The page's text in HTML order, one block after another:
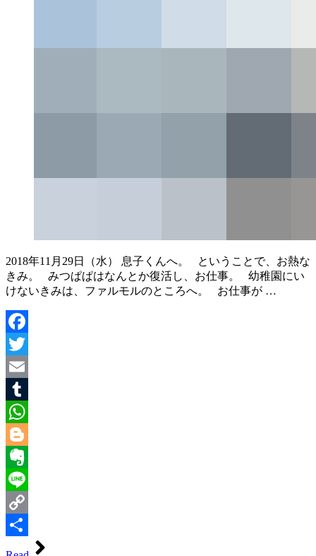
2018年11月29日（水） 息子くんへ。 ということで、お熱な
きみ。 みつぱぱはなんとか復活し、お仕事。 幼稚園にい
けないきみは、ファルモルのところへ。 お仕事が …
Facebook
Twitter
Email
Tumblr
WhatsApp
Blogger
Evernote
Line
Copy